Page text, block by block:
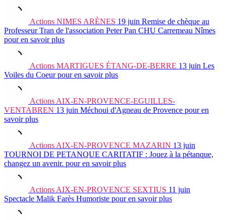
Actions NIMES ARÈNES 19 juin Remise de chèque au
Professeur Tran de l'association Peter Pan CHU Carremeau Nîmes
pour en savoir plus
Actions MARTIGUES ÉTANG-DE-BERRE 13 juin Les
Voiles du Coeur pour en savoir plus
Actions AIX-EN-PROVENCE-EGUILLES-
VENTABREN 13 juin Méchoui d'Agneau de Provence pour en
savoir plus
Actions AIX-EN-PROVENCE MAZARIN 13 juin
TOURNOI DE PETANQUE CARITATIF : Jouez à la pétanque,
changez un avenir. pour en savoir plus
Actions AIX-EN-PROVENCE SEXTIUS 11 juin
Spectacle Malik Farès Humoriste pour en savoir plus